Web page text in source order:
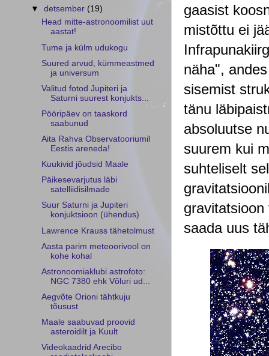
gaasist
mistõttu ei
näha",
sisemist
tänu
absoluutse
suurem kui
suhteliselt
saada uus
▼detsember (19)
Head mitte-astronoomilist uut
aastat!
Tume ja külm udukogu
Suured arvud, kümmeastmed
ja universum
Valitud fotod Jupiteri ja
Saturni suurest konjukts...
Pööripäev on taaskord
saabunud
Aita Rahva Observatooriumil
Eestis areneda!
Kuukivid jõudsid Maale
Päikesevarjutus läbi
satelliidisilmade
Suur Saturni ja Jupiteri
konjuktsioon (ühendus)
Lawrence Krauss tähetolmust
Aasta parim meteoorivool on
kohe kohal
Astronoomiaklubi astrofoto:
NGC 7380 ehk Võluri ud...
Aegvõte Orioni tähtkuju
tõusust
Maale saabuvad proovid
asteroidilt ja Kuult
Videokaadrid Arecibo